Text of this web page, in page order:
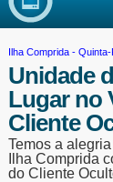
Ilha Comprida -
Unidade
Lugar no
Cliente
Temos a
Ilha Comprida
do Cliente